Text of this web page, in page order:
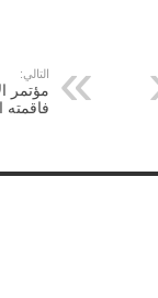
التالي:
مؤتمر
فاقمته